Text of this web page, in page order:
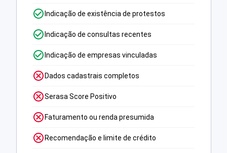
Indicação de existência de protestos
Indicação de consultas recentes
Indicação de empresas vinculadas
Dados cadastrais completos
Serasa Score Positivo
Faturamento ou renda presumida
Recomendação e limite de crédito